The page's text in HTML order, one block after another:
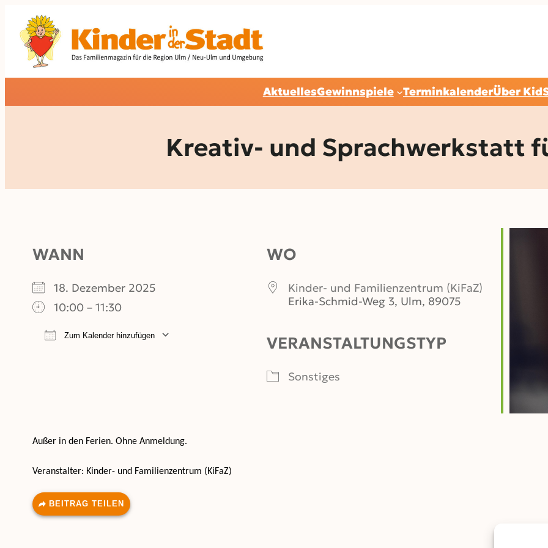
Inhalt
springen
AktuellesGewinnspiele TerminkalenderÜber
Kreativ- und Sprachwerkstatt
WANN
18. Dezember 2025
10:00 – 11:30
Zum Kalender hinzufügen
WO
Kinder- und Familienzentrum (KiFaZ)
Erika-Schmid-Weg 3, Ulm, 89075
VERANSTALTUNGSTYP
Sonstiges
Außer in den Ferien. Ohne Anmeldung.
Veranstalter: Kinder- und Familienzentrum (KiFaZ)
BEITRAG TEILEN